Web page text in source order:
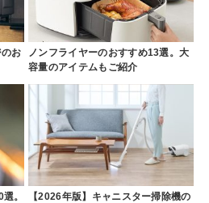
お
ノンフライヤーのおすすめ13選。大
容量のアイテムもご紹介
。
【2026年版】キャニスター掃除機の